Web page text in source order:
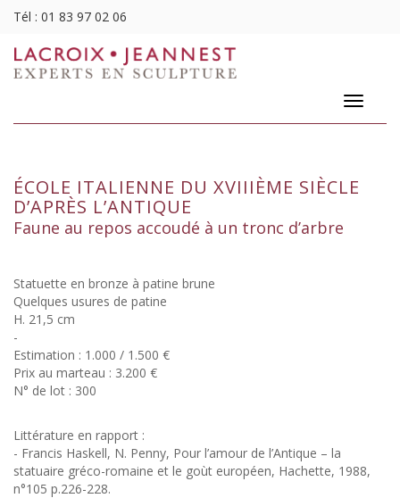
Tél : 01 83 97 02 06
Toggle
ÉCOLE ITALIENNE DU XVIIIÈME SIÈCLE
D’APRÈS L’ANTIQUE
Faune au repos accoudé à un tronc d’arbre
Statuette en bronze à patine brune
Quelques usures de patine
H. 21,5 cm
-
Estimation : 1.000 / 1.500 €
Prix au marteau : 3.200 €
N° de lot : 300
Littérature en rapport :
- Francis Haskell, N. Penny, Pour l’amour de l’Antique – la
statuaire gréco-romaine et le goùt européen, Hachette, 1988,
n°105 p.226-228.